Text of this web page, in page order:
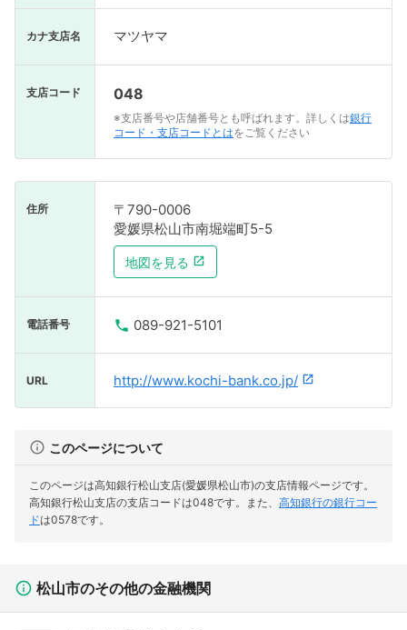
カナ支店名 マツヤマ
支店コード 048
※支店番号や店舗番号とも呼ばれます。詳しくは銀行
コード・支店コードとはをご覧ください
住所
〒790-0006
愛媛県松山市南堀端町5-5
地図を見る
電話番号 089-921-5101
URL http://www.kochi-bank.co.jp/
このページについて
このページは高知銀行松山支店(愛媛県松山市)の支店情報ページです。
高知銀行松山支店の支店コードは048です。
また、 高知銀行の銀行コー
ドは0578です。
松山市のその他の金融機関